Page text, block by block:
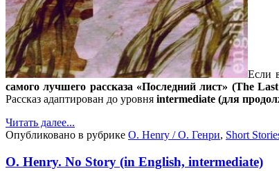
Если
самого лучшего рассказа «Последний лист» (The
Рассказ адаптирован до уровня intermediate (для
Читать далее...
Опубликовано в рубрике O. Henry / О. Генри, Short
O. Henry. No Story (in English, intermediate)